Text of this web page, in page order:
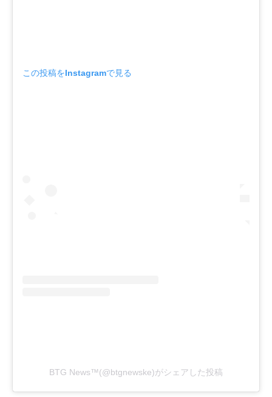
この投稿をInstagramで見る
BTG News™(@btgnewske)がシェアした投稿